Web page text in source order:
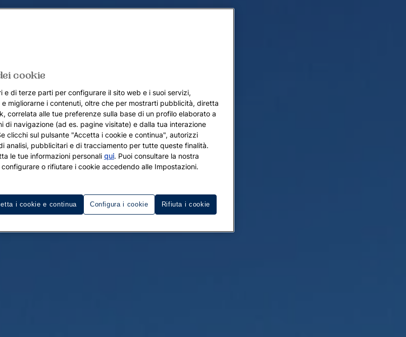
cookie
e di terze parti per configurare il sito web e i suoi servizi,
migliorarne i contenuti, oltre che per mostrarti pubblicità, diretta
correlata alle tue preferenze sulla base di un profilo elaborato a
di navigazione (ad es. pagine visitate) e dalla tua interazione
clicchi sul pulsante "Accetta i cookie e continua", autorizzi
analisi, pubblicitari e di tracciamento per tutte queste finalità.
le tue informazioni personali qui. Puoi consultare la nostra
configurare o rifiutare i cookie accedendo alle Impostazioni.
Configura i cookie Rifiuta i cookie
i cookie e continua